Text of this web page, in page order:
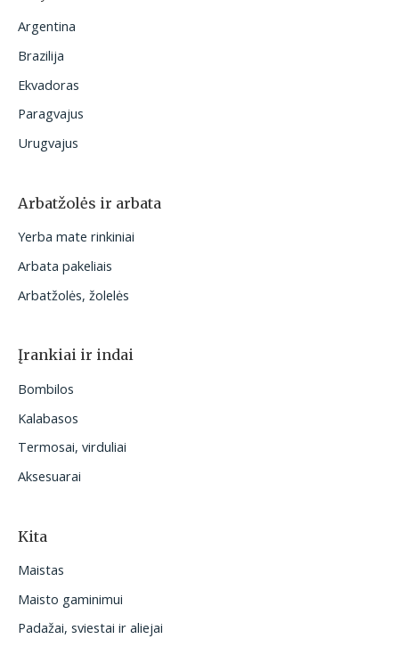
Argentina
Brazilija
Ekvadoras
Paragvajus
Urugvajus
Arbatžolės ir arbata
Yerba mate rinkiniai
Arbata pakeliais
Arbatžolės, žolelės
Įrankiai ir indai
Bombilos
Kalabasos
Termosai, virduliai
Aksesuarai
Kita
Maistas
Maisto gaminimui
Padažai, sviestai ir aliejai